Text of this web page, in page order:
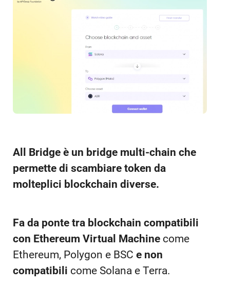
All Bridge è un bridge multi-chain che
permette di scambiare token da
molteplici blockchain diverse.
Fa da ponte tra blockchain compatibili
con Ethereum Virtual Machine come
Ethereum, Polygon e BSC e non
compatibili come Solana e Terra.